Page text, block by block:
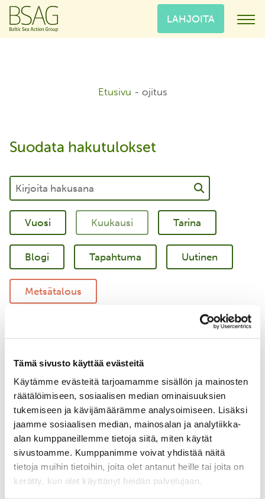
Tämä sivusto käyttää evästeitä
Käytämme evästeitä tarjoamamme sisällön ja mainosten
räätälöimiseen, sosiaalisen median ominaisuuksien
tukemiseen ja kävijämäärämme analysoimiseen. Lisäksi
jaamme sosiaalisen median, mainosalan ja analytiikka-
alan kumppaneillemme tietoja siitä, miten käytät
sivustoamme. Kumppanimme voivat yhdistää näitä
tietoja muihin tietoihin, joita olet antanut heille tai joita on
kerätty, kun olet käyttänyt heidän palvelujaan.
LAHJOITA
Etusivu - ojitus
Suodata hakutulokset
Tarina
Blogi Tapahtuma Uutinen
Metsätalous
Merellinen suojelu
Uudistava maatalous Yritysyhteistyö